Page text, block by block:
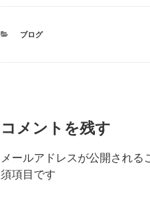
カ
ブログ
コメントを残す
メールアドレスが公開される
須項目です